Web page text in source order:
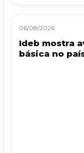
06/08/2026
Ideb mostra
básica no